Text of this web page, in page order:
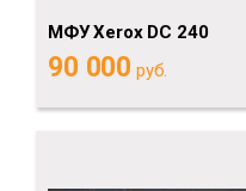
МФУ Xerox DC 240
90 000 руб.